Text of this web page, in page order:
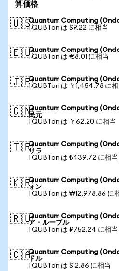
算価格
🇺🇸Quantum Computing
1 QUBTon は $9.22 に相当
🇪🇺Quantum Computing
1 QUBTon は €8.01 に相当
🇯🇵Quantum Computing
1 QUBTon は ￥1,454.78 に相
🇨🇳Quantum Computing
民元
1 QUBTon は ￥62.20 に相当
🇹🇷Quantum Computing
リラ
1 QUBTon は ₺439.72 に相当
🇰🇷Quantum Computing
ォン
1 QUBTon は ₩12,978.86 に
🇷🇺Quantum Computing
ア・ルーブル
1 QUBTon は ₽752.24 に相当
🇨🇦Quantum Computing
ドル
1 QUBTon は $12.86 に相当